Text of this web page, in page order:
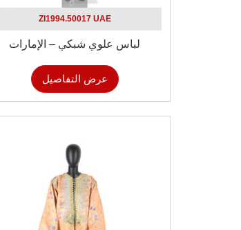
ZI1994.50017 UAE
لباس علوي شبكي – الإمارات
عرض التفاصيل